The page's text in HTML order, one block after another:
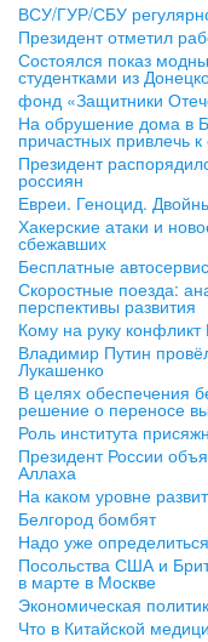
ВСУ/ГУР/СБУ
Президент отметил
Состоялся показ
студентками из
фонд «Защитники
На обрушение дома в
причастных привлечь к
Президент
россиян
Евреи. Геноцид.
Хакерские атаки и
сбежавших
Бесплатные
Скоростные поезда:
перспективы развития
Кому на руку
Владимир Путин
Лукашенко
В целях обеспечения
решение о переносе
Роль института
Президент России
Аллаха
На каком уровне
Белгород бомбят
Надо уже
Посольства США и
в марте в Москве
Экономическая
Что в Китайской